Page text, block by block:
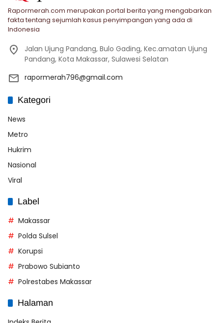
Rapormerah.com merupakan portal berita yang mengabarkan
fakta tentang sejumlah kasus penyimpangan yang ada di
Indonesia
Jalan Ujung Pandang, Bulo Gading, Kec.amatan Ujung
Pandang, Kota Makassar, Sulawesi Selatan
rapormerah796@gmail.com
Kategori
News
Metro
Hukrim
Nasional
Viral
Label
Makassar
Polda Sulsel
Korupsi
Prabowo Subianto
Polrestabes Makassar
Halaman